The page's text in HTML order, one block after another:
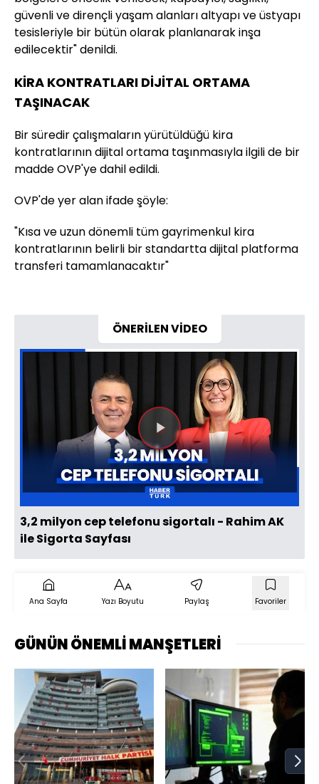
güvenli ve dirençli yaşam alanları altyapı ve üstyapı
tesisleriyle bir bütün olarak planlanarak inşa
edilecektir" denildi.
KİRA KONTRATLARI DİJİTAL ORTAMA
TAŞINACAK
Bir süredir çalışmaların yürütüldüğü kira
kontratlarının dijital ortama taşınmasıyla ilgili de bir
madde OVP'ye dahil edildi.
OVP'de yer alan ifade şöyle:
"Kısa ve uzun dönemli tüm gayrimenkul kira
kontratlarının belirli bir standartta dijital platforma
transferi tamamlanacaktır"
ÖNERİLEN VİDEO
Videoyu
Oynat
3,2 milyon cep telefonu sigortalı - Rahim AK
ile Sigorta Sayfası
Ana Sayfa Yazı Boyutu Paylaş Favoriler
GÜNÜN ÖNEMLİ MANŞETLERİ